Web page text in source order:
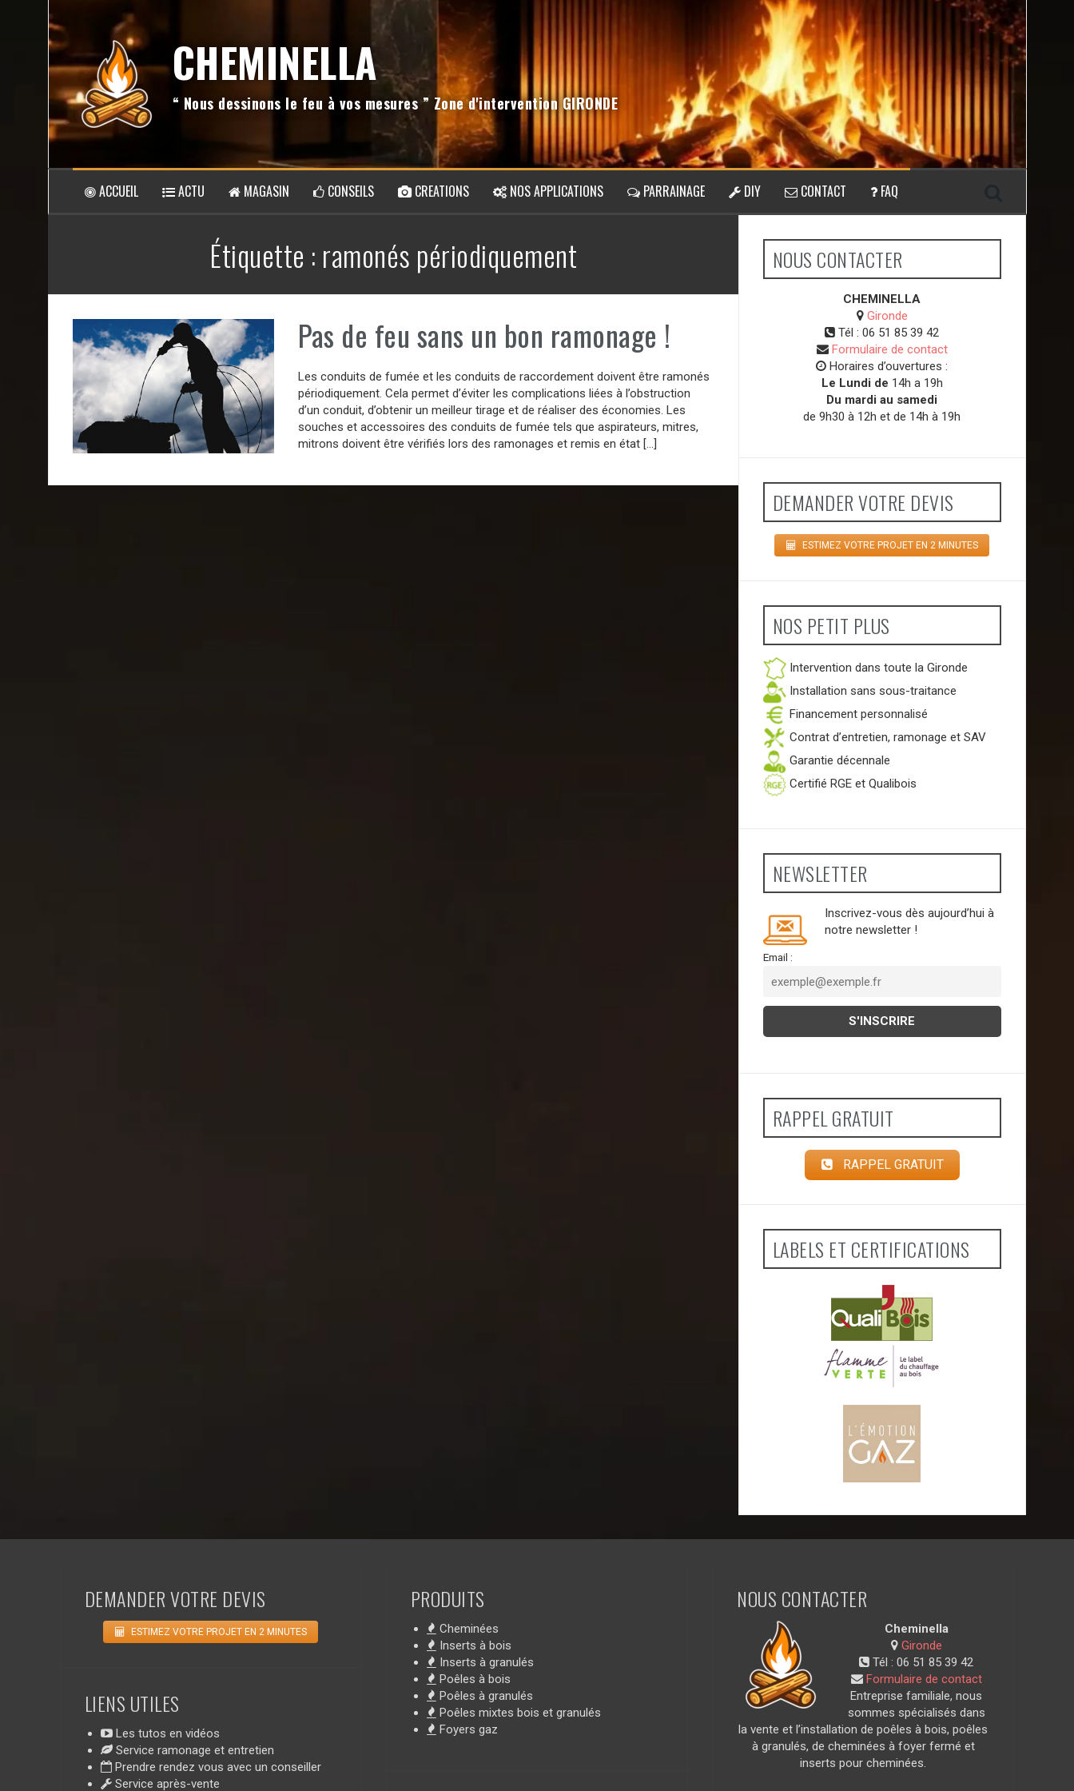
CHEMINELLA
“ Nous dessinons le feu à vos mesures ” Zone d'intervention GIRONDE
ACCUEIL ACTU MAGASIN CONSEILS CREATIONS NOS APPLICATIONS PARRAINAGE DIY CONTACT FAQ
Étiquette : ramonés périodiquement
Pas de feu sans un bon ramonage !
Les conduits de fumée et les conduits de raccordement doivent être ramonés
périodiquement. Cela permet d’éviter les complications liées à l’obstruction
d’un conduit, d’obtenir un meilleur tirage et de réaliser des économies. Les
souches et accessoires des conduits de fumée tels que aspirateurs, mitres,
mitrons doivent être vérifiés lors des ramonages et remis en état […]
NOUS CONTACTER
CHEMINELLA
Gironde
Tél : 06 51 85 39 42
Formulaire de contact
Horaires d’ouvertures :
Le Lundi de 14h a 19h
Du mardi au samedi
de 9h30 à 12h et de 14h à 19h
DEMANDER VOTRE DEVIS
ESTIMEZ VOTRE PROJET EN 2 MINUTES
NOS PETIT PLUS
Intervention dans toute la Gironde
Installation sans sous-traitance
Financement personnalisé
Contrat d’entretien, ramonage et SAV
Garantie décennale
Certifié RGE et Qualibois
NEWSLETTER
Inscrivez-vous dès aujourd’hui à
notre newsletter !
Email :
RAPPEL GRATUIT
RAPPEL GRATUIT
LABELS ET CERTIFICATIONS
DEMANDER VOTRE DEVIS
ESTIMEZ VOTRE PROJET EN 2 MINUTES
LIENS UTILES
Les tutos en vidéos
Service ramonage et entretien
Prendre rendez vous avec un conseiller
Service après-vente
PRODUITS
Cheminées
Inserts à bois
Inserts à granulés
Poêles à bois
Poêles à granulés
Poêles mixtes bois et granulés
Foyers gaz
NOUS CONTACTER
Cheminella
Gironde
Tél :06 51 85 39 42
Formulaire de contact
Entreprise familiale, nous
sommes spécialisés dans
la vente et l’installation de poêles à bois, poêles
à granulés, de cheminées à foyer fermé et
inserts pour cheminées.